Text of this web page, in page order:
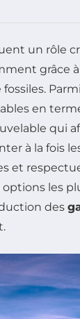
un rôle
grâce
en
qui
à la fois
et
les
des